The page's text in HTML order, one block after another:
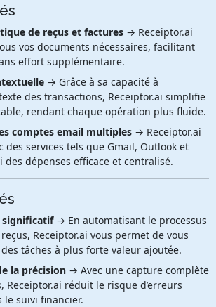
de reçus et factures→ Receiptor.ai
vos documents nécessaires, facilitant
effort supplémentaire.
→ Grâce à sa capacité à
des transactions, Receiptor.ai simplifie
rendant chaque opération plus fluide.
comptes email multiples→ Receiptor.ai
des services tels que Gmail, Outlook et
des dépenses efficace et centralisé.
significatif→ En automatisant le processus
Receiptor.ai vous permet de vous
tâches à plus forte valeur ajoutée.
la précision→ Avec une capture complète
Receiptor.ai réduit le risque d’erreurs
le suivi financier.